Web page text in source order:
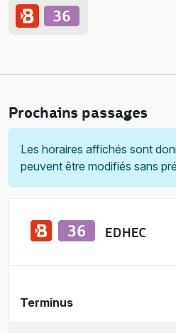
Prochains passages
Les horaires affichés sont
peuvent être modifiés sans
EDHEC
Terminus